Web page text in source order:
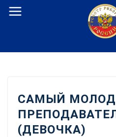
Перейти
САМЫЙ
(ДЕВОЧКА)